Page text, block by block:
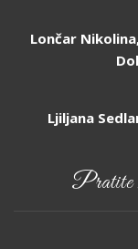
Lončar
Ljiljana
Pratite